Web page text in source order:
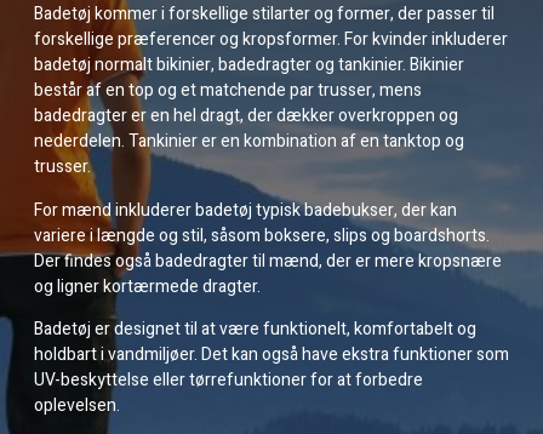
Badetøj kommer i forskellige stilarter og former, der passer til
forskellige præferencer og kropsformer. For kvinder inkluderer
badetøj normalt bikinier, badedragter og tankinier. Bikinier
består af en top og et matchende par trusser, mens
badedragter er en hel dragt, der dækker overkroppen og
nederdelen. Tankinier er en kombination af en tanktop og
trusser.
For mænd inkluderer badetøj typisk badebukser, der kan
variere i længde og stil, såsom boksere, slips og boardshorts.
Der findes også badedragter til mænd, der er mere kropsnære
og ligner kortærmede dragter.
Badetøj er designet til at være funktionelt, komfortabelt og
holdbart i vandmiljøer. Det kan også have ekstra funktioner som
UV-beskyttelse eller tørrefunktioner for at forbedre
oplevelsen.